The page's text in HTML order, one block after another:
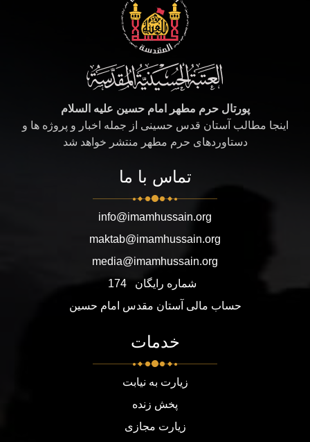
پورتال حرم مطهر امام حسین علیه السلام
اینجا مطالب آستان قدس حسینی از جمله اخبار و پروژه ها و
دستاوردهای حرم مطهر منتشر خواهد شد
تماس با ما
info@imamhussain.org
maktab@imamhussain.org
media@imamhussain.org
شماره رایگان
174
حساب مالی آستان مقدس امام حسین
خدمات
زیارت به نیابت
پخش زنده
زیارت مجازی